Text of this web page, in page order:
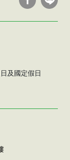
及國定假日